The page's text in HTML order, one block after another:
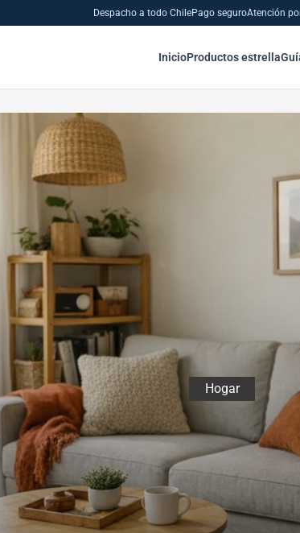
Despacho a todo ChilePago seguroAtención
InicioProductos estrella
Hogar